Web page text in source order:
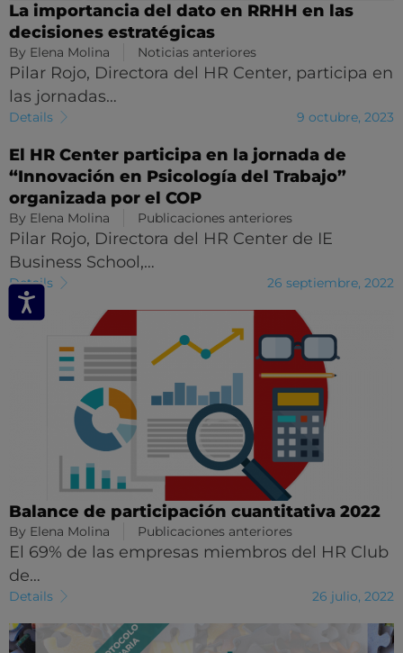
La importancia del dato en RRHH en las
decisiones estratégicas
By Elena Molina Noticias anteriores
Pilar Rojo, Directora del HR Center, participa en
las jornadas…
Details 9 octubre, 2023
El HR Center participa en la jornada de
“Innovación en Psicología del Trabajo”
organizada por el COP
By Elena Molina Publicaciones anteriores
Pilar Rojo, Directora del HR Center de IE
Business School,…
Details 26 septiembre, 2022
Balance de participación cuantitativa 2022
By Elena Molina Publicaciones anteriores
El 69% de las empresas miembros del HR Club
de…
Details 26 julio, 2022